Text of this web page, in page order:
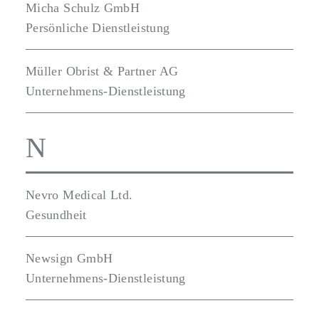
Micha Schulz GmbH
Persönliche Dienstleistung
Müller Obrist & Partner AG
Unternehmens-Dienstleistung
N
Nevro Medical Ltd.
Gesundheit
Newsign GmbH
Unternehmens-Dienstleistung